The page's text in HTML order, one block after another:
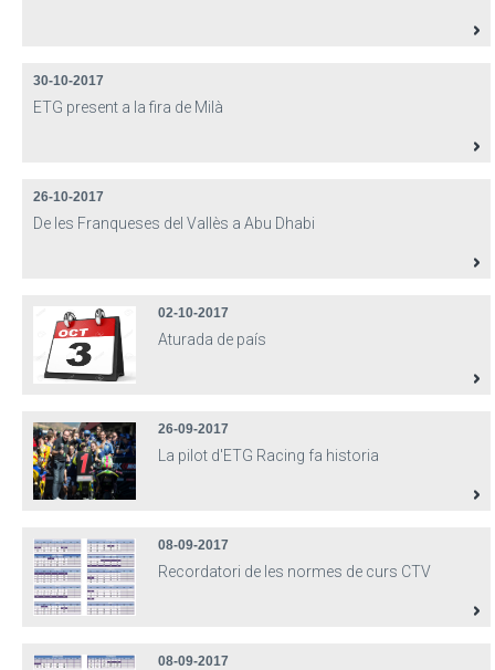
30-10-2017
ETG present a la fira de Milà
26-10-2017
De les Franqueses del Vallès a Abu Dhabi
02-10-2017
Aturada de país
26-09-2017
La pilot d'ETG Racing fa historia
08-09-2017
Recordatori de les normes de curs CTV
08-09-2017